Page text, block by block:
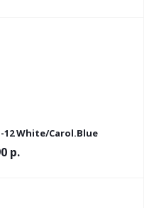
White/Carol.Blue
р.